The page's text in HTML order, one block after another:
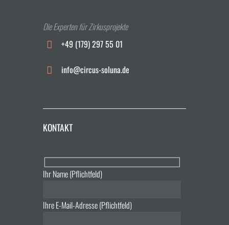
Die Experten für Zirkusprojekte
+49 (179) 297 55 01
info@circus-soluna.de
KONTAKT
Ihr Name (Pflichtfeld)
Ihre E-Mail-Adresse (Pflichtfeld)